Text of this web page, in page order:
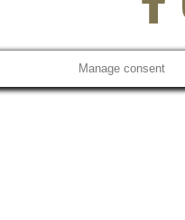
Manage consent